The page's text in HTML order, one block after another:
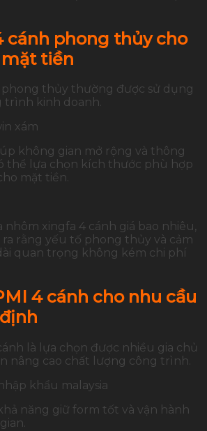
cánh phong thủy cho
tiền
phong thủy thường được sử dụng
trình kinh doanh.
không gian mở rộng và thông
thể lựa chọn kích thước phù hợp
mặt tiền.
nhôm xingfa 4 cánh giá bao nhiêu,
rằng yếu tố phong thủy và cảm
quan trọng không kém chi phí
4 cánh cho nhu cầu
là lựa chọn được nhiều gia chủ
nâng cao chất lượng công trình.
năng giữ form tốt và vận hành